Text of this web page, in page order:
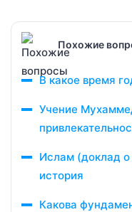
Похожие
В какое время
Учение
Ислам (доклад о
история
Какова